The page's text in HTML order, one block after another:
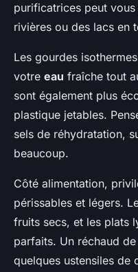
purificatrices peut
rivières ou des lacs en
Les gourdes
votre eau fraîche tout
sont également plus
plastique jetables.
sels de réhydratation,
beaucoup.
Côté alimentation,
périssables et légers.
fruits secs, et les plats
parfaits. Un réchaud
quelques ustensiles de